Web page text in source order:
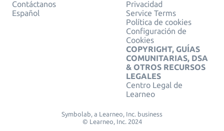
Contáctanos
Español
Privacidad
Service Terms
Política de cookies
Configuración de
Cookies
COPYRIGHT, GUÍAS
COMUNITARIAS, DSA
& OTROS RECURSOS
LEGALES
Centro Legal de
Learneo
Symbolab, a Learneo, Inc. business
© Learneo, Inc. 2024